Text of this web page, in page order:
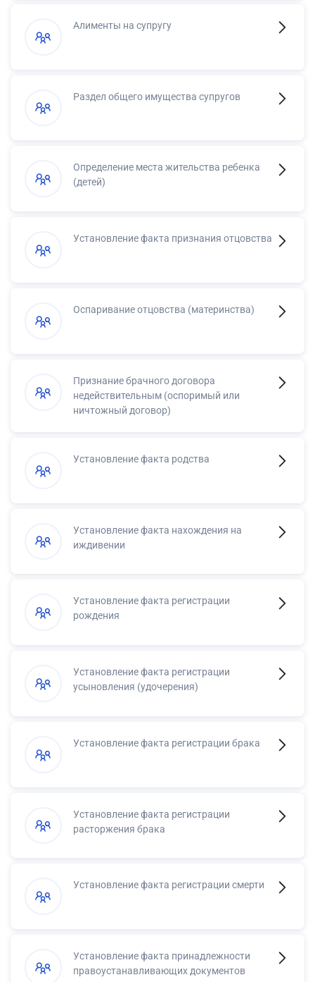
Алименты на супругу
Раздел общего имущества супругов
Определение места жительства ребенка
(детей)
Установление факта признания отцовства
Оспаривание отцовства (материнства)
Признание брачного договора
недействительным (оспоримый или
ничтожный договор)
Установление факта родства
Установление факта нахождения на
иждивении
Установление факта регистрации
рождения
Установление факта регистрации
усыновления (удочерения)
Установление факта регистрации брака
Установление факта регистрации
расторжения брака
Установление факта регистрации смерти
Установление факта принадлежности
правоустанавливающих документов